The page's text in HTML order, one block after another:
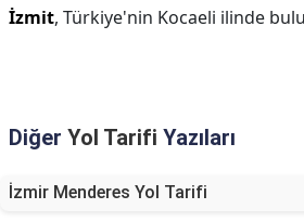
İzmit, Türkiye'nin Kocaeli ilinde
Diğer Yol Tarifi Yazıları
İzmir Menderes Yol Tarifi